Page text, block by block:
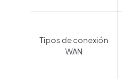
Tipos de conexión
WAN